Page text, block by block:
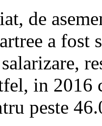
de
a fost
in 2016
peste